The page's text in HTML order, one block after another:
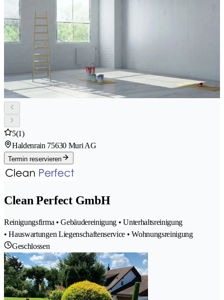
5(1)
Haldenrain 75630 Muri AG
Termin reservieren
Clean Perfect GmbH
Reinigungsfirma • Gebäudereinigung • Unterhaltsreinigung
• Hauswartungen Liegenschaftenservice • Wohnungsreinigung
Geschlossen